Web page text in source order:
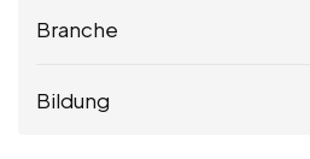
Branche
Bildung